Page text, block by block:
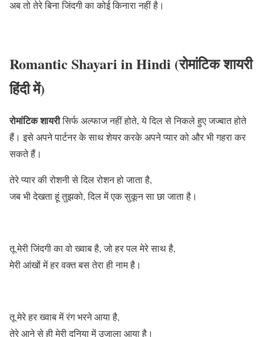
अब तो तेरे बिना जिंदगी का कोई किनारा नहीं है।
Romantic Shayari in Hindi (रोमांटिक शायरी
हिंदी में)
रोमांटिक शायरीसिर्फ अल्फाज नहीं होते, ये दिल से निकले हुए जज्बात होते
हैं। इसे अपने पार्टनर के साथ शेयर करके अपने प्यार को और भी गहरा कर
सकते हैं।
तेरे प्यार की रोशनी से दिल रोशन हो जाता है,
जब भी देखता हूं तुझको, दिल में एक सुकून सा छा जाता है।
तू मेरी जिंदगी का वो ख्वाब है, जो हर पल मेरे साथ है,
मेरी आंखों में हर वक्त बस तेरा ही नाम है।
तू मेरे हर ख्वाब में रंग भरने आया है,
तेरे आने से ही मेरी दुनिया में उजाला आया है।